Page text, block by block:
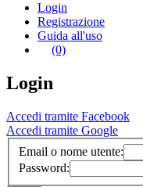
Login
Registrazione
Guida all'uso
(0)
Login
Accedi tramite Facebook
Accedi tramite Google
Email o nome utente:
Password: